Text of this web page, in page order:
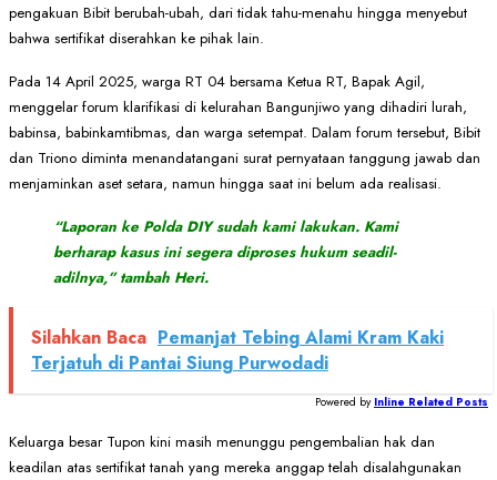
pengakuan Bibit berubah-ubah, dari tidak tahu-menahu hingga menyebut
bahwa sertifikat diserahkan ke pihak lain.
Pada 14 April 2025, warga RT 04 bersama Ketua RT, Bapak Agil,
menggelar forum klarifikasi di kelurahan Bangunjiwo yang dihadiri lurah,
babinsa, babinkamtibmas, dan warga setempat. Dalam forum tersebut, Bibit
dan Triono diminta menandatangani surat pernyataan tanggung jawab dan
menjaminkan aset setara, namun hingga saat ini belum ada realisasi.
“Laporan ke Polda DIY sudah kami lakukan. Kami
berharap kasus ini segera diproses hukum seadil-
adilnya,” tambah Heri.
Silahkan Baca Pemanjat Tebing Alami Kram Kaki
Terjatuh di Pantai Siung Purwodadi
Powered by Inline Related Posts
Keluarga besar Tupon kini masih menunggu pengembalian hak dan
keadilan atas sertifikat tanah yang mereka anggap telah disalahgunakan